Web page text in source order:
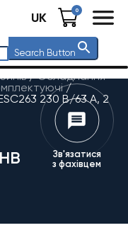
UK 0
Search Button
/Обладнання
/
230 В/63 A, 2
Зв'язатися
з фахівцем